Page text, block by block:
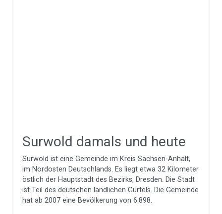
Surwold damals und heute
Surwold ist eine Gemeinde im Kreis Sachsen-Anhalt,
im Nordosten Deutschlands. Es liegt etwa 32 Kilometer
östlich der Hauptstadt des Bezirks, Dresden. Die Stadt
ist Teil des deutschen ländlichen Gürtels. Die Gemeinde
hat ab 2007 eine Bevölkerung von 6.898.